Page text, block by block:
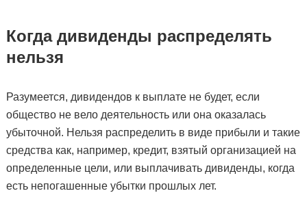
Когда дивиденды распределять
нельзя
Разумеется, дивидендов к выплате не будет, если
общество не вело деятельность или она оказалась
убыточной. Нельзя распределить в виде прибыли и такие
средства как, например, кредит, взятый организацией на
определенные цели, или выплачивать дивиденды, когда
есть непогашенные убытки прошлых лет.